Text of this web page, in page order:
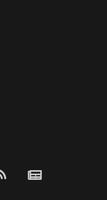
RSS News